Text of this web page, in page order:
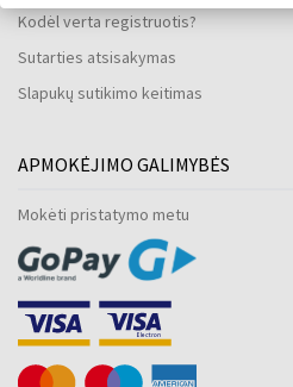
Kodėl verta registruotis?
Sutarties atsisakymas
Slapukų sutikimo keitimas
APMOKĖJIMO GALIMYBĖS
Mokėti pristatymo metu